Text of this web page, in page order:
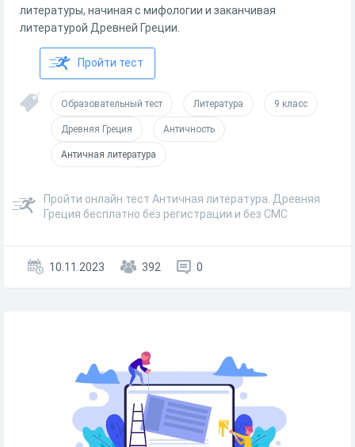
литературы, начиная с мифологии и заканчивая
литературой Древней Греции.
Пройти тест
Образовательный тест Литература 9 класс
Древняя Греция Античность
Античная литература
Пройти онлайн тест Античная литература. Древняя
Греция бесплатно без регистрации и без СМС
10.11.2023 392 0